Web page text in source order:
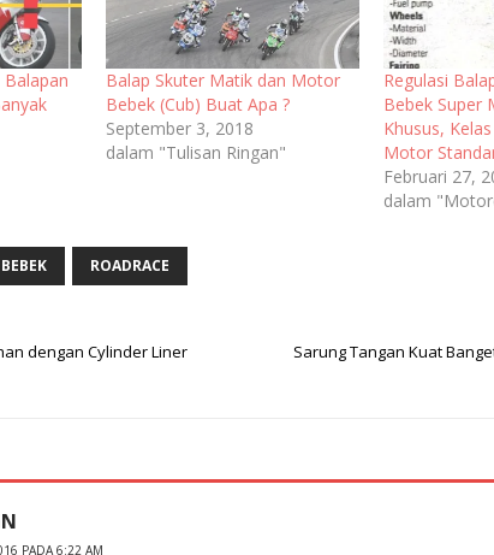
Balap Skuter Matik dan Motor
Bebek (Cub) Buat Apa ?
September 3, 2018
dalam "Tulisan Ringan"
Regulasi
Bebek Super
Khusus,
Motor
Februari 27,
dalam
ROADRACE
dengan Cylinder Liner
Sarung Tangan Kuat
PADA 6:22 AM